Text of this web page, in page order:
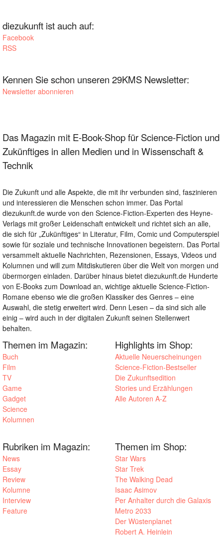
diezukunft ist auch auf:
Facebook
RSS
Kennen Sie schon unseren 29KMS Newsletter:
Newsletter abonnieren
Das Magazin mit E-Book-Shop für Science-Fiction und
Zukünftiges in allen Medien und in Wissenschaft &
Technik
Die Zukunft und alle Aspekte, die mit ihr verbunden sind, faszinieren
und interessieren die Menschen schon immer. Das Portal
diezukunft.de wurde von den Science-Fiction-Experten des Heyne-
Verlags mit großer Leidenschaft entwickelt und richtet sich an alle,
die sich für „Zukünftiges“ in Literatur, Film, Comic und Computerspiel
sowie für soziale und technische Innovationen begeistern. Das Portal
versammelt aktuelle Nachrichten, Rezensionen, Essays, Videos und
Kolumnen und will zum Mitdiskutieren über die Welt von morgen und
übermorgen einladen. Darüber hinaus bietet diezukunft.de Hunderte
von E-Books zum Download an, wichtige aktuelle Science-Fiction-
Romane ebenso wie die großen Klassiker des Genres – eine
Auswahl, die stetig erweitert wird. Denn Lesen – da sind sich alle
einig – wird auch in der digitalen Zukunft seinen Stellenwert
behalten.
Themen im Magazin:
Buch
Film
TV
Game
Gadget
Science
Kolumnen
Highlights im Shop:
Aktuelle Neuerscheinungen
Science-Fiction-Bestseller
Die Zukunftsedition
Stories und Erzählungen
Alle Autoren A-Z
Rubriken im Magazin:
News
Essay
Review
Kolumne
Interview
Feature
Themen im Shop:
Star Wars
Star Trek
The Walking Dead
Isaac Asimov
Per Anhalter durch die Galaxis
Metro 2033
Der Wüstenplanet
Robert A. Heinlein